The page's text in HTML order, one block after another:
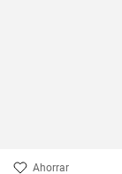
Ahorrar